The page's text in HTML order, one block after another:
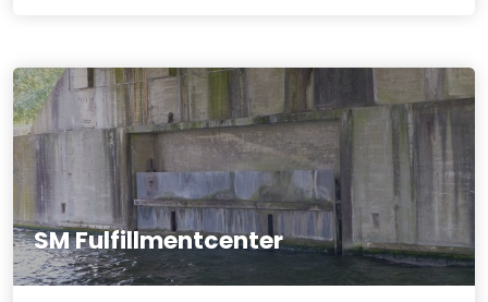
SM Fulfillmentcenter